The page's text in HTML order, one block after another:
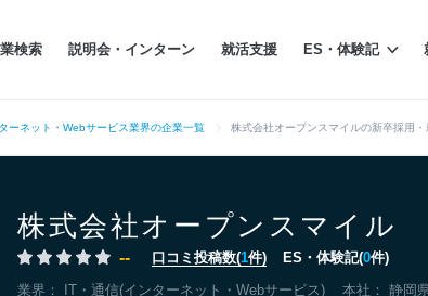
検索 説明会・インターン 就活支援 ES・体験記
ーネット・Webサービス業界の企業一覧 株式会社オープンスマイルの新卒採用
株式会社オープンスマイル
-- 口コミ投稿数(1件) ES・体験記(0件)
業界： IT・通信(インターネット・Webサービス) 本社： 静岡